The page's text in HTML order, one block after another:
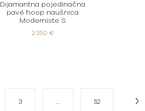
Dijamantna pojedinačna
pavé hoop naušnica
Moderniste S
2.350 €
3 … 52